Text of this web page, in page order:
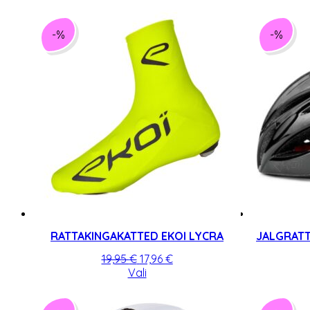
-%
RATTAKINGAKATTED EKOI LYCRA
19,95€ Algne
hind
19,95 €.
17,96 €Praegune
ValiSellel
on
-%